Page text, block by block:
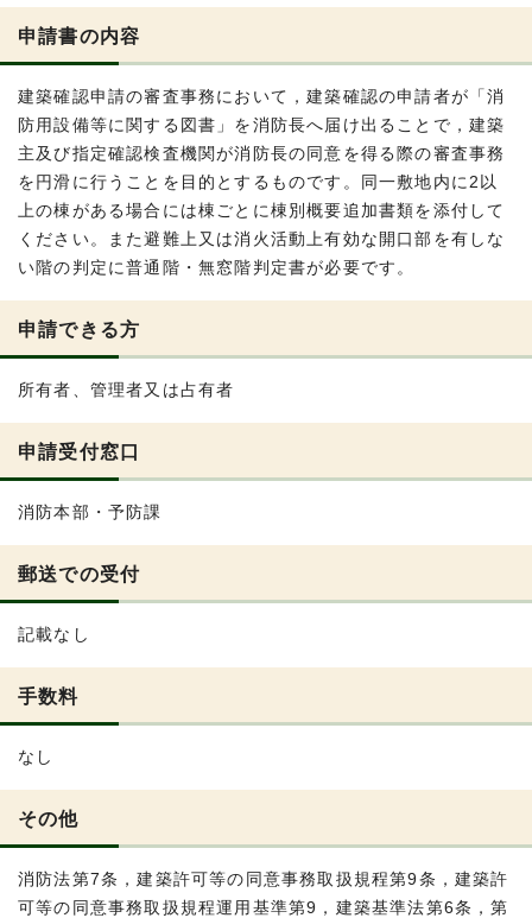
申請書の内容
建築確認申請の審査事務において，建築確認の申請者が「消
防用設備等に関する図書」を消防長へ届け出ることで，建築
主及び指定確認検査機関が消防長の同意を得る際の審査事務
を円滑に行うことを目的とするものです。同一敷地内に2以
上の棟がある場合には棟ごとに棟別概要追加書類を添付して
ください。また避難上又は消火活動上有効な開口部を有しな
い階の判定に普通階・無窓階判定書が必要です。
申請できる方
所有者、管理者又は占有者
申請受付窓口
消防本部・予防課
郵送での受付
記載なし
手数料
なし
その他
消防法第7条，建築許可等の同意事務取扱規程第9条，建築許
可等の同意事務取扱規程運用基準第9，建築基準法第6条，第